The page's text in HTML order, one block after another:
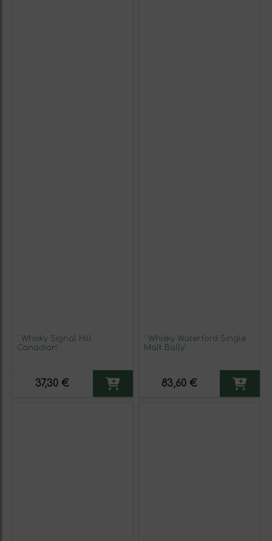
' Whisky Signal Hill
Canadian'
37,30 €
' Whisky Waterford Single
Malt Bally'
83,60 €